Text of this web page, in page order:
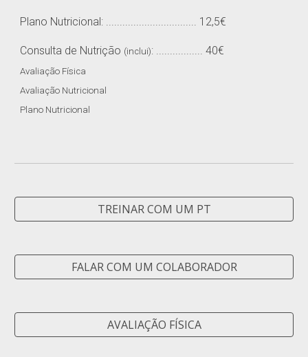
Plano Nutricional: ................................. 12,5€
Consulta de Nutrição (inclui): .................40€
Avaliação Física
Avaliação Nutricional
Plano Nutricional
TREINAR COM UM PT
FALAR COM UM COLABORADOR
AVALIAÇÃO FÍSICA